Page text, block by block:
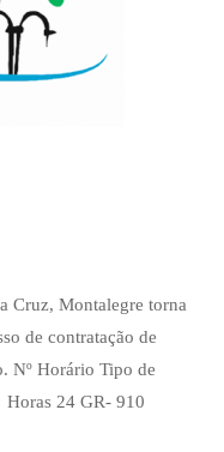
Cruz, Montalegre torna
de contratação de
Nº Horário Tipo de
24 GR- 910